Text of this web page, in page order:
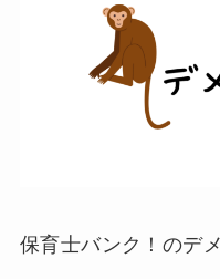
保育士バンク！のデ